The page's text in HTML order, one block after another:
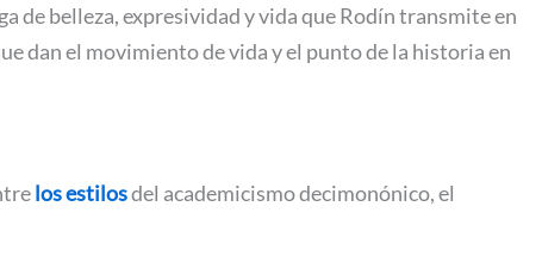
de belleza, expresividad y vida que Rodín transmite en
dan el movimiento de vida y el punto de la historia en
los estilosdel academicismo decimonónico, el